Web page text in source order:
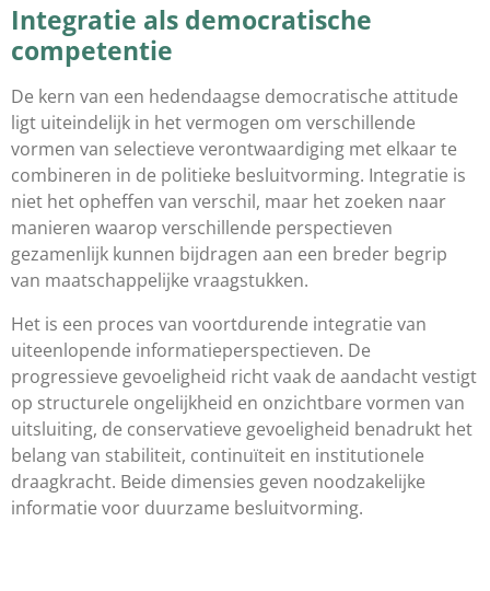
Integratie als democratische
competentie
De kern van een hedendaagse democratische attitude
ligt uiteindelijk in het vermogen om verschillende
vormen van selectieve verontwaardiging met elkaar te
combineren in de politieke besluitvorming. Integratie is
niet het opheffen van verschil, maar het zoeken naar
manieren waarop verschillende perspectieven
gezamenlijk kunnen bijdragen aan een breder begrip
van maatschappelijke vraagstukken.
Het is een proces van voortdurende integratie van
uiteenlopende informatieperspectieven. De
progressieve gevoeligheid richt vaak de aandacht vestigt
op structurele ongelijkheid en onzichtbare vormen van
uitsluiting, de conservatieve gevoeligheid benadrukt het
belang van stabiliteit, continuïteit en institutionele
draagkracht. Beide dimensies geven noodzakelijke
informatie voor duurzame besluitvorming.